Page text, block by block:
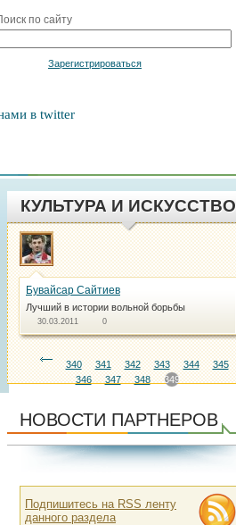
по сайту
Зарегистрироваться
в twitter
КУЛЬТУРА И ИСКУССТВО
Бувайсар Сайтиев
Лучший в истории вольной борьбы
30.03.2011 0
340 341 342 343 344
345
346
347 348 349
НОВОСТИ ПАРТНЕРОВ
Подпишитесь на RSS ленту
данного раздела